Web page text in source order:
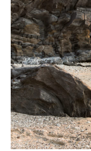
Une
l’île